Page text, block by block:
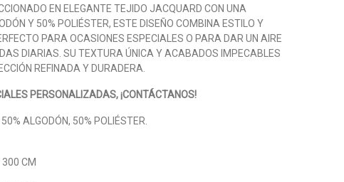
EN ELEGANTE TEJIDO JACQUARD CON UNA
Y 50% POLIÉSTER, ESTE DISEÑO COMBINA ESTILO Y
PARA OCASIONES ESPECIALES O PARA DAR UN AIRE
DIARIAS. SU TEXTURA ÚNICA Y ACABADOS IMPECABLES
REFINADA Y DURADERA.
PERSONALIZADAS, ¡CONTÁCTANOS!
ALGODÓN, 50% POLIÉSTER.
CM